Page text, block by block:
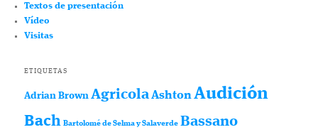
Textos de presentación
Vídeo
Visitas
ETIQUETAS
Adrian Brown AgricolaAshtonAudición
Bach Bartolomé de Selma y Salaverde Bassano